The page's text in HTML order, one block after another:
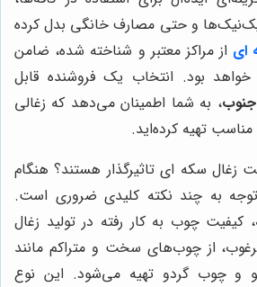
و حتی مصارف خانگی بدل کرده
ای از مراکز معتبر و شناخته شده، ضامن
بود. انتخاب یک فروشنده قابل
جنوب، به شما اطمینان می‌دهد که زغالی
تهیه کرده‌اید.
زغال سکه ای تاثیرگذار هستند؟ هنگام
به چند نکته کلیدی ضروری است.
کیفیت چوب به کار رفته در تولید زغال
از چوب‌های سخت و متراکم مانند
و چوب گردو تهیه می‌شود. این نوع